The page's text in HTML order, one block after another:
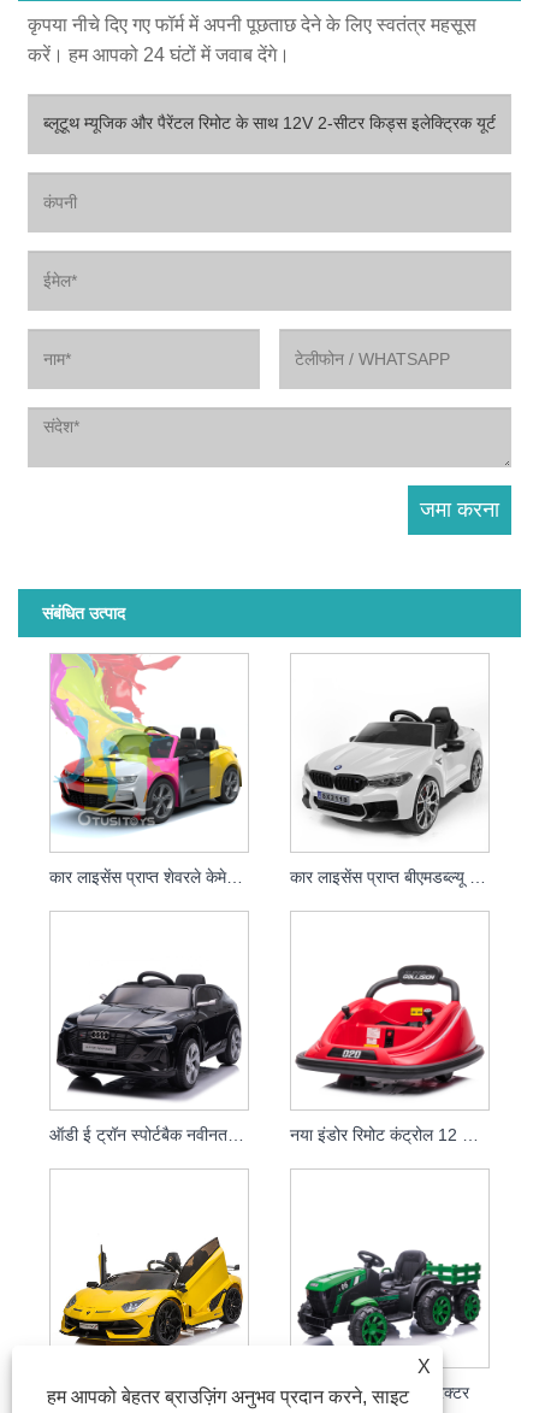
कृपया नीचे दिए गए फॉर्म में अपनी पूछताछ देने के लिए स्वतंत्र महसूस
करें। हम आपको 24 घंटों में जवाब देंगे।
संबंधित उत्पाद
कार लाइसेंस प्राप्त शेवरले केमेरो 2SS . पर बेबी रिमोट कंट्रोल राइड कार लाइसेंस प्राप्त बीएमडब्ल्यू 24 वी बहाव कार पर किड्स इलेक्ट्रिक राइड
ऑडी ई ट्रॉन स्पोर्टबैक नवीनतम 12 वी इलेक्ट्रिक राइड ऑन टॉयज कार फॉर किड्स पैरेंट रिमोट कंट्रोल बेबी कार नया इंडोर रिमोट कंट्रोल 12 वी इलेक्ट्रिक किड्स राइड ऑन बंपर कार वाइल्ड थिंग 360 स्पिनिंग राइड ऑन टॉय व्हीकल फॉर बेबी
कार चाइल्ड ड्राइवेबल टॉय कार 12v 24v चिल्ड्रन इलेक्ट्रिक कारों पर सवारी करें 2021 नए बच्चों के ट्रैक्टर
X
हम आपको बेहतर ब्राउज़िंग अनुभव प्रदान करने, साइट